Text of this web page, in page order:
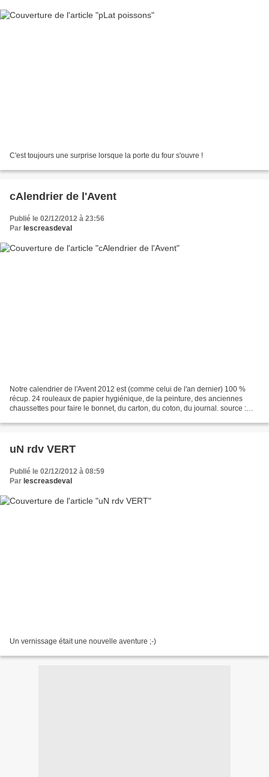
C'est toujours une surprise lorsque la porte du four s'ouvre !
cAlendrier de l'Avent
Publié le 02/12/2012 à 23:56
Par lescreasdeval
Notre calendrier de l'Avent 2012 est (comme celui de l'an dernier) 100 %
récup. 24 rouleaux de papier hygiénique, de la peinture, des anciennes
chaussettes pour faire le bonnet, du carton, du coton, du journal. source :
uN rdv VERT
Publié le 02/12/2012 à 08:59
Par lescreasdeval
Un vernissage était une nouvelle aventure ;-)